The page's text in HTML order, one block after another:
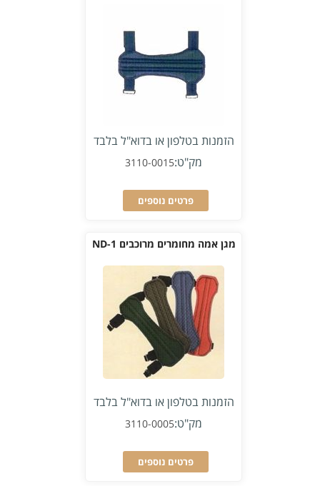
הזמנות בטלפון או בדוא"ל בלבד
מק"ט:3110-0015
פרטים נוספים
מגן אמה מחומרים מרוכבים 1-ND
הזמנות בטלפון או בדוא"ל בלבד
מק"ט:3110-0005
פרטים נוספים